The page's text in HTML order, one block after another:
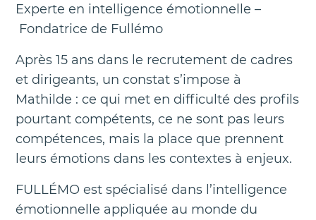
Experte en intelligence émotionnelle –
Fondatrice de Fullémo
Après 15 ans dans le recrutement de cadres
et dirigeants, un constat s’impose à
Mathilde : ce qui met en difficulté des profils
pourtant compétents, ce ne sont pas leurs
compétences, mais la place que prennent
leurs émotions dans les contextes à enjeux.
FULLÉMO est spécialisé dans l’intelligence
émotionnelle appliquée au monde du